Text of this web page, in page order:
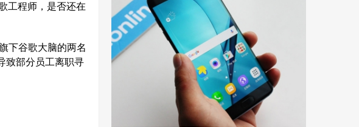
工程师，是否还在
下谷歌大脑的两名
致部分员工离职寻